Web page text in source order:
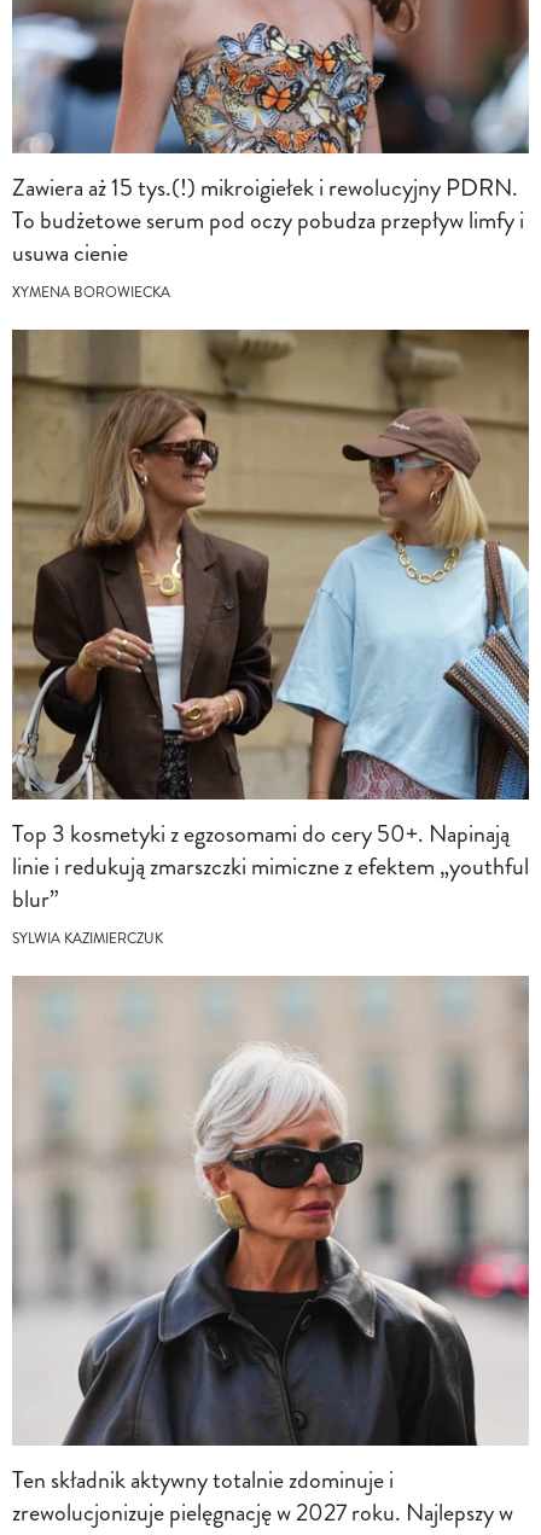
Zawiera aż 15 tys.(!) mikroigiełek i rewolucyjny PDRN.
To budżetowe serum pod oczy pobudza przepływ limfy i
usuwa cienie
XYMENA BOROWIECKA
Top 3 kosmetyki z egzosomami do cery 50+. Napinają
linie i redukują zmarszczki mimiczne z efektem „youthful
blur”
SYLWIA KAZIMIERCZUK
Ten składnik aktywny totalnie zdominuje i
zrewolucjonizuje pielęgnację w 2027 roku. Najlepszy w